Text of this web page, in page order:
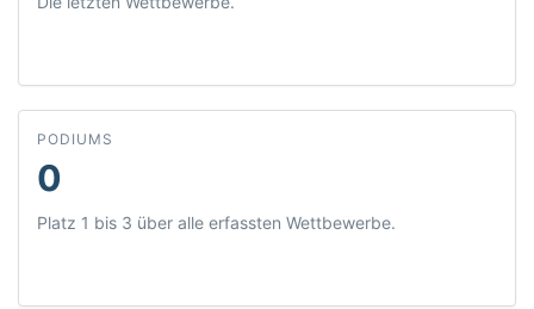
PODIUMS
0
Platz 1 bis 3 über alle erfassten Wettbewerbe.